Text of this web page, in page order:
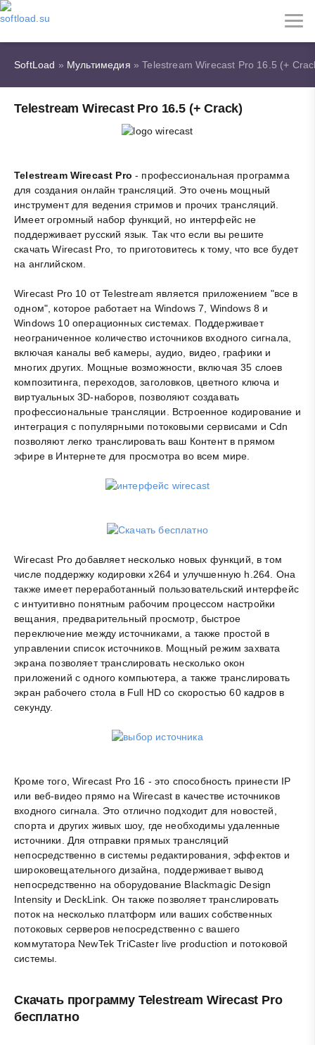
SoftLoad » Мультимедия » Telestream Wirecast Pro 16.5 (+
Telestream Wirecast Pro 16.5 (+ Crack)
Telestream Wirecast Pro - профессиональная программа
для создания онлайн трансляций. Это очень мощный
инструмент для ведения стримов и прочих трансляций.
Имеет огромный набор функций, но интерфейс не
поддерживает русский язык. Так что если вы решите
скачать Wirecast Pro, то приготовитесь к тому, что все будет
на английском.
Wirecast Pro 10 от Telestream является приложением "все в
одном", которое работает на Windows 7, Windows 8 и
Windows 10 операционных системах. Поддерживает
неограниченное количество источников входного сигнала,
включая каналы веб камеры, аудио, видео, графики и
многих других. Мощные возможности, включая 35 слоев
композитинга, переходов, заголовков, цветного ключа и
виртуальных 3D-наборов, позволяют создавать
профессиональные трансляции. Встроенное кодирование и
интеграция с популярными потоковыми сервисами и Cdn
позволяют легко транслировать ваш Контент в прямом
эфире в Интернете для просмотра во всем мире.
Wirecast Pro добавляет несколько новых функций, в том
числе поддержку кодировки x264 и улучшенную h.264. Она
также имеет переработанный пользовательский интерфейс
с интуитивно понятным рабочим процессом настройки
вещания, предварительный просмотр, быстрое
переключение между источниками, а также простой в
управлении список источников. Мощный режим захвата
экрана позволяет транслировать несколько окон
приложений с одного компьютера, а также транслировать
экран рабочего стола в Full HD со скоростью 60 кадров в
секунду.
Кроме того, Wirecast Pro 16 - это способность принести IP
или веб-видео прямо на Wirecast в качестве источников
входного сигнала. Это отлично подходит для новостей,
спорта и других живых шоу, где необходимы удаленные
источники. Для отправки прямых трансляций
непосредственно в системы редактирования, эффектов и
широковещательного дизайна, поддерживает вывод
непосредственно на оборудование Blackmagic Design
Intensity и DeckLink. Он также позволяет транслировать
поток на несколько платформ или ваших собственных
потоковых серверов непосредственно с вашего
коммутатора NewTek TriCaster live production и потоковой
системы.
Скачать программу Telestream Wirecast Pro
бесплатно